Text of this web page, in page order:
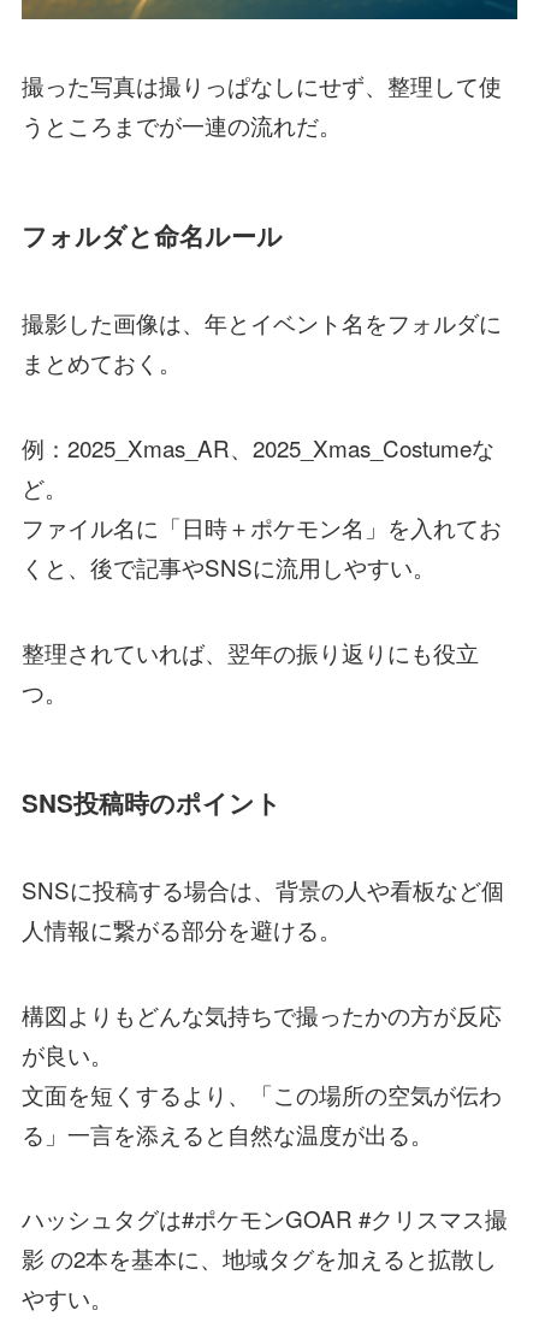
撮った写真は撮りっぱなしにせず、整理して使
うところまでが一連の流れだ。
フォルダと命名ルール
撮影した画像は、年とイベント名をフォルダに
まとめておく。
例：2025_Xmas_AR、2025_Xmas_Costumeな
ど。
ファイル名に「日時＋ポケモン名」を入れてお
くと、後で記事やSNSに流用しやすい。
整理されていれば、翌年の振り返りにも役立
つ。
SNS投稿時のポイント
SNSに投稿する場合は、背景の人や看板など個
人情報に繋がる部分を避ける。
構図よりもどんな気持ちで撮ったかの方が反応
が良い。
文面を短くするより、「この場所の空気が伝わ
る」一言を添えると自然な温度が出る。
ハッシュタグは#ポケモンGOAR #クリスマス撮
影 の2本を基本に、地域タグを加えると拡散し
やすい。